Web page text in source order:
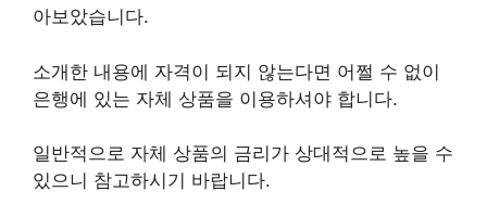
아보았습니다.
소개한 내용에 자격이 되지 않는다면 어쩔 수 없이
은행에 있는 자체 상품을 이용하셔야 합니다.
일반적으로 자체 상품의 금리가 상대적으로 높을 수
있으니 참고하시기 바랍니다.